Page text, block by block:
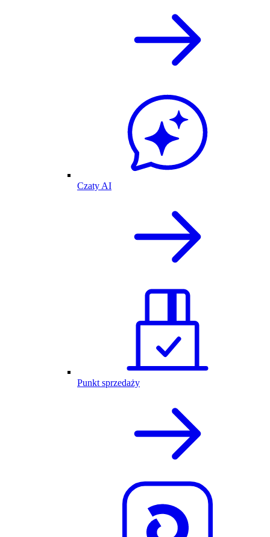
Czaty AI
Punkt sprzedaży